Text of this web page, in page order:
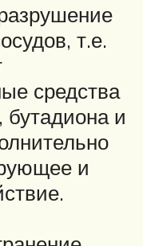
т.е.
средства
бутадиона и
и